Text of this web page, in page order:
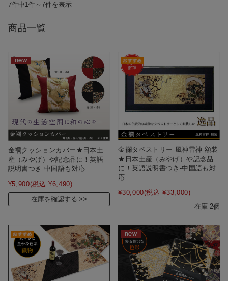
7件中1件～7件を表示
商品一覧
金襴クッションカバー★日本土
産（みやげ）や記念品に！英語
説明書つき-中国語も対応
¥5,900(税込 ¥6,490)
在庫を確認する
金襴タペストリー 風神雷神 額装
★日本土産（みやげ）や記念品
に！英語説明書つき-中国語も対
応
¥30,000(税込 ¥33,000)
在庫 2個